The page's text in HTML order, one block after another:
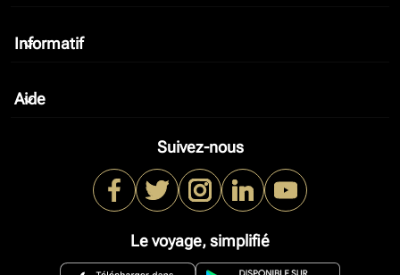
Informatif
keyboard_arrow_down
Aide
keyboard_arrow_down
Suivez-nous
Le voyage, simplifié